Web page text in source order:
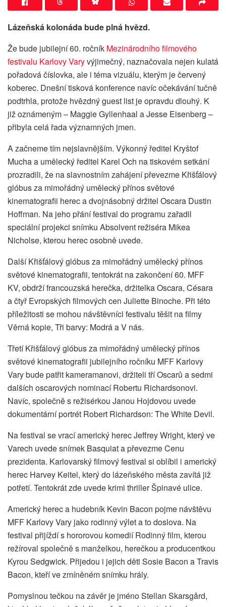
Lázeňská kolonáda bude plná hvězd.
Že bude jubilejní 60. ročník Mezinárodního filmového
festivalu Karlovy Varyvýjimečný, naznačovala nejen kulatá
pořadová číslovka, ale i téma vizuálu, kterým je červený
koberec. Dnešní tisková konference navíc očekávání tučně
podtrhla, protože hvězdný guest list je opravdu dlouhý. K
již oznámeným – Maggie Gyllenhaal a Jesse Eisenberg –
přibyla celá řada významných jmen.
A začneme tím nejslavnějším. Výkonný ředitel Kryštof
Mucha a umělecký ředitel Karel Och na tiskovém setkání
prozradili, že na slavnostním zahájení převezme Křišťálový
glóbus za mimořádný umělecký přínos světové
kinematografii herec a dvojnásobný držitel Oscara Dustin
Hoffman. Na jeho přání festival do programu zařadil
speciální projekci snímku Absolvent režiséra Mikea
Nicholse, kterou herec osobně uvede.
Další Křišťálový glóbus za mimořádný umělecký přínos
světové kinematografii, tentokrát na zakončení 60. MFF
KV, obdrží francouzská herečka, držitelka Oscara, Césara
a čtyř Evropských filmových cen Juliette Binoche. Při této
příležitosti se mohou návštěvníci festivalu těšit na filmy
Věrná kopie, Tři barvy: Modrá a V nás.
Třetí Křišťálový glóbus za mimořádný umělecký přínos
světové kinematografii jubilejního ročníku MFF Karlovy
Vary bude patřit kameramanovi, držiteli tří Oscarů a sedmi
dalších oscarových nominací Robertu Richardsonovi.
Navíc, společně s režisérkou Janou Hojdovou uvede
dokumentární portrét Robert Richardson: The White Devil.
Na festival se vrací americký herec Jeffrey Wright, který ve
Varech uvede snímek Basquiat a převezme Cenu
prezidenta. Karlovarský filmový festival si oblíbil i americký
herec Harvey Keitel, který do lázeňského města zavítá již
potřetí. Tentokrát zde uvede krimi thriller Špinavé ulice.
Americký herec a hudebník Kevin Bacon pojme návštěvu
MFF Karlovy Vary jako rodinný výlet a to doslova. Na
festival přijíždí s hororovou komedií Rodinný film, kterou
režíroval společně s manželkou, herečkou a producentkou
Kyrou Sedgwick. Přijedou i jejich děti Sosie Bacon a Travis
Bacon, kteří ve zmíněném snímku hrály.
Pomyslnou tečkou na závěr je jméno Stellan Skarsgård,